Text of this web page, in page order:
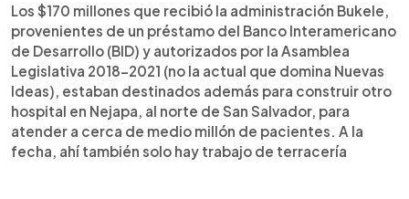
Los $170 millones que recibió la administración Bukele,
provenientes de un préstamo del Banco Interamericano
de Desarrollo (BID) y autorizados por la Asamblea
Legislativa 2018-2021 (no la actual que domina Nuevas
Ideas), estaban destinados además para construir otro
hospital en Nejapa, al norte de San Salvador, para
atender a cerca de medio millón de pacientes. A la
fecha, ahí también solo hay trabajo de terracería